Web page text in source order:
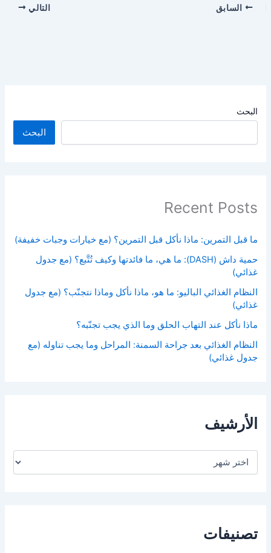
البحث
البحث
Recent Posts
ما قبل التمرين: ماذا نأكل قبل التمرين؟ (مع خيارات وجبات خفيفة)
حمية داش (DASH): ما هي، ما فائدتها وكيف تُتَّبع؟ (مع جدول
غذائي)
النظام الغذائي الباليو: ما هو، ماذا نأكل وماذا نتجنّب؟ (مع جدول
غذائي)
ماذا نأكل عند التهاب الحلق وما الذي يجب تجنّبه؟
النظام الغذائي بعد جراحة السمنة: المراحل وما يجب تناوله (مع
جدول غذائي)
الأرشيف
تصنيفات
السابق التالي